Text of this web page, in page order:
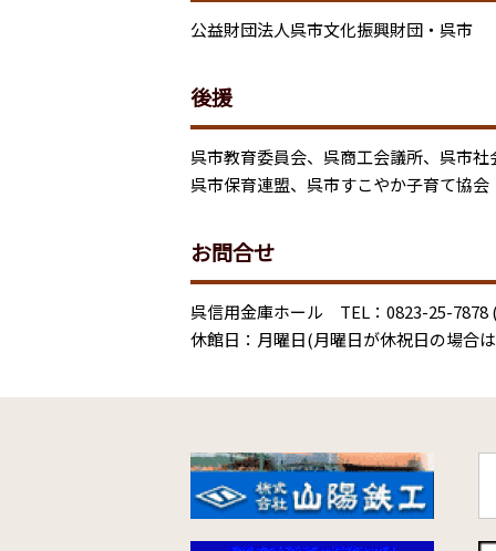
公益財団法人呉市文化振興財団・呉市
後援
呉市教育委員会、呉商工会議所、呉市
呉市保育連盟、呉市すこやか子育て協会
お問合せ
呉信用金庫ホール TEL：0823-25-7878
休館日：月曜日(月曜日が休祝日の場合